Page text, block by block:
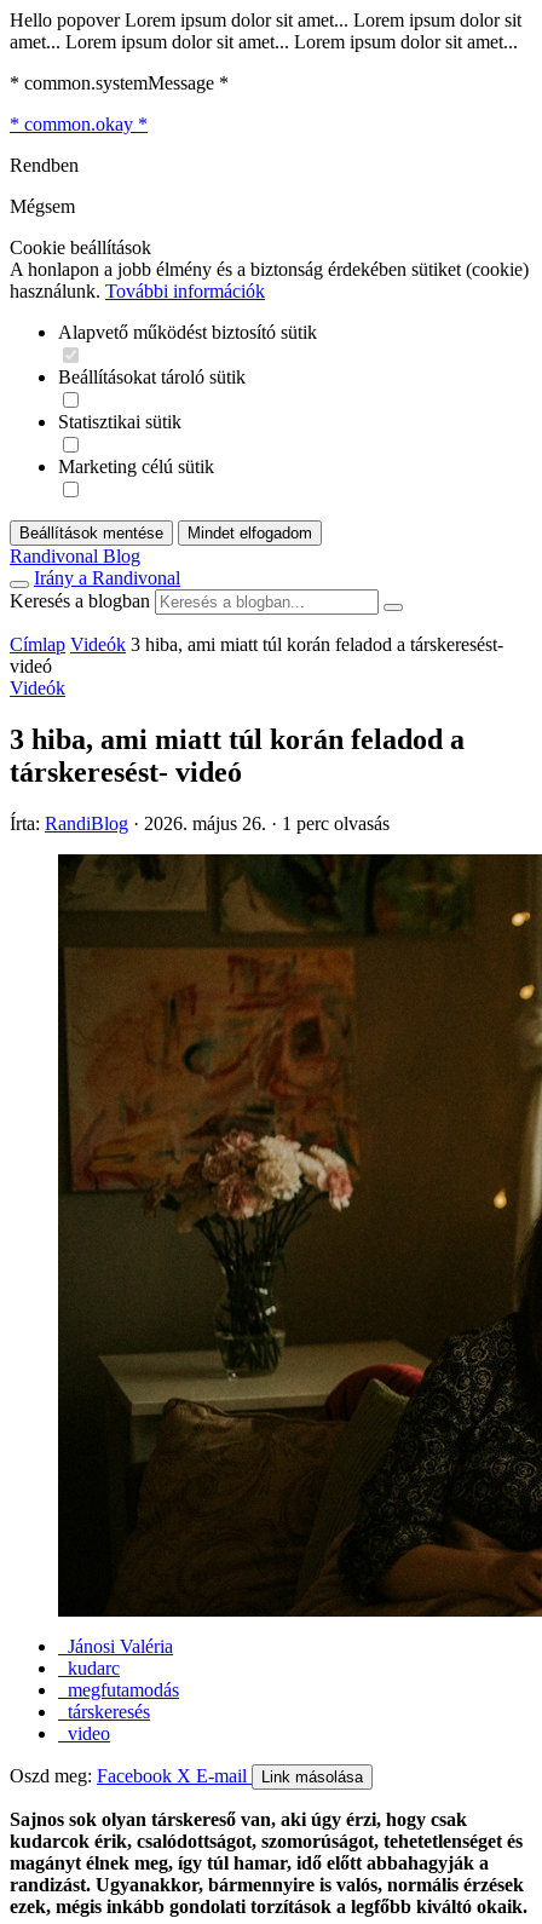
Hello popover Lorem ipsum dolor sit amet... Lorem ipsum dolor sit
amet... Lorem ipsum dolor sit amet... Lorem ipsum dolor sit amet...
* common.systemMessage *
* common.okay *
Rendben
Mégsem
Cookie beállítások
A honlapon a jobb élmény és a biztonság érdekében sütiket (cookie)
használunk. További információk
Alapvető működést biztosító sütik
Beállításokat tároló sütik
Statisztikai sütik
Marketing célú sütik
Beállítások mentése Mindet elfogadom
Randivonal Blog
Irány a Randivonal
Keresés a blogban
Címlap Videók 3 hiba, ami miatt túl korán feladod a társkeresést-
videó
Videók
3 hiba, ami miatt túl korán feladod a
társkeresést- videó
Írta: RandiBlog · 2026. május 26. · 1 perc olvasás
Jánosi Valéria
kudarc
megfutamodás
társkeresés
video
Oszd meg: Facebook X E-mail Link másolása
Sajnos sok olyan társkereső van, aki úgy érzi, hogy csak
kudarcok érik, csalódottságot, szomorúságot, tehetetlenséget és
magányt élnek meg, így túl hamar, idő előtt abbahagyják a
randizást. Ugyanakkor, bármennyire is valós, normális érzések
ezek, mégis inkább gondolati torzítások a legfőbb kiváltó okaik.